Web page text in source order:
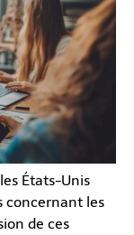
États-Unis
concernant les
de ces